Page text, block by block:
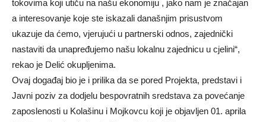
tokovima koji utiču na našu ekonomiju , jako nam je značajan
a interesovanje koje ste iskazali današnjim prisustvom
ukazuje da ćemo, vjerujući u partnerski odnos, zajednički
nastaviti da unapređujemo našu lokalnu zajednicu u cjelini“,
rekao je Delić okupljenima.
Ovaj događaj bio je i prilika da se pored Projekta, predstavi i
Javni poziv za dodjelu bespovratnih sredstava za povećanje
zaposlenosti u Kolašinu i Mojkovcu koji je objavljen 01. aprila